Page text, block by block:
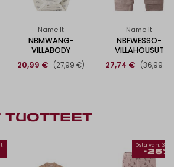
Name It
NBMWANG-
VILLABODY
20,99 €
(27,99 €)
Name It
NBFWESSO-
VILLAHOUSUT
27,74 €
(36,99 €)
TUOTTEET
Osta väh. 3,
-25%